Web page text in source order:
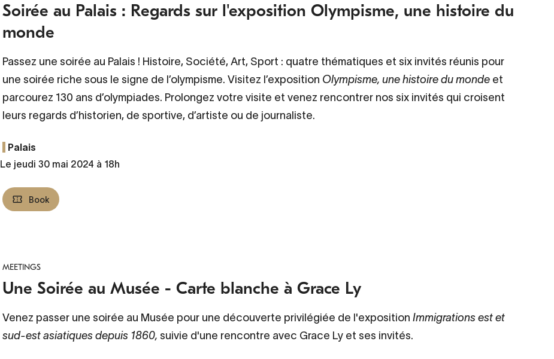
Soirée au Palais : Regards sur l'exposition Olympisme, une histoire du
monde
Passez une soirée au Palais ! Histoire, Société, Art, Sport : quatre thématiques et six invités réunis pour
une soirée riche sous le signe de l’olympisme. Visitez l’exposition Olympisme, une histoire du monde et
parcourez 130 ans d’olympiades. Prolongez votre visite et venez rencontrer nos six invités qui croisent
leurs regards d’historien, de sportive, d’artiste ou de journaliste.
Palais
Le jeudi 30 mai 2024 à 18h
Book
MEETINGS
Une Soirée au Musée - Carte blanche à Grace Ly
Venez passer une soirée au Musée pour une découverte privilégiée de l'exposition Immigrations est et
sud-est asiatiques depuis 1860, suivie d'une rencontre avec Grace Ly et ses invités.